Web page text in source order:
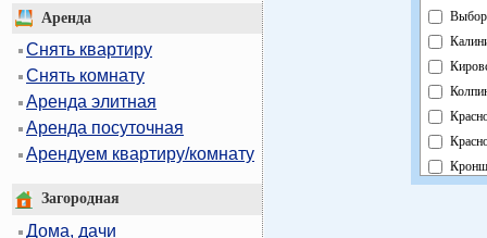
Аренда
Снять квартиру
Снять комнату
Аренда элитная
Аренда посуточная
Арендуем квартиру/комнату
Загородная
Дома, дачи